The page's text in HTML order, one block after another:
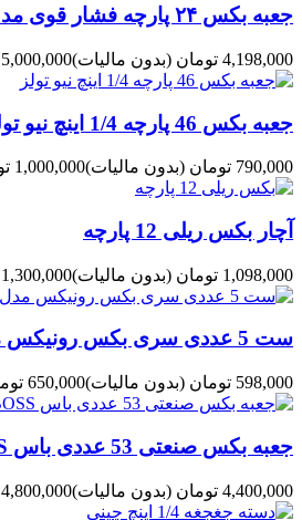
جعبه بکس ۲۴ پارچه فشار قوی مدل UT424S-BM
4,198,000 تومان (بدون مالیات)5,000,000 تومان
جعبه بکس 46 پارچه 1/4 اینچ نیو تولز
790,000 تومان (بدون مالیات)1,000,000 تومان
آچار بکس ریلی 12 پارچه
1,098,000 تومان (بدون مالیات)1,300,000 تومان
ست 5 عددی سری بکس رونیکس مدل RH 5457
598,000 تومان (بدون مالیات)650,000 تومان
جعبه بکس صنعتی 53 عددی باس BOSS مدل bs-53
4,400,000 تومان (بدون مالیات)4,800,000 تومان